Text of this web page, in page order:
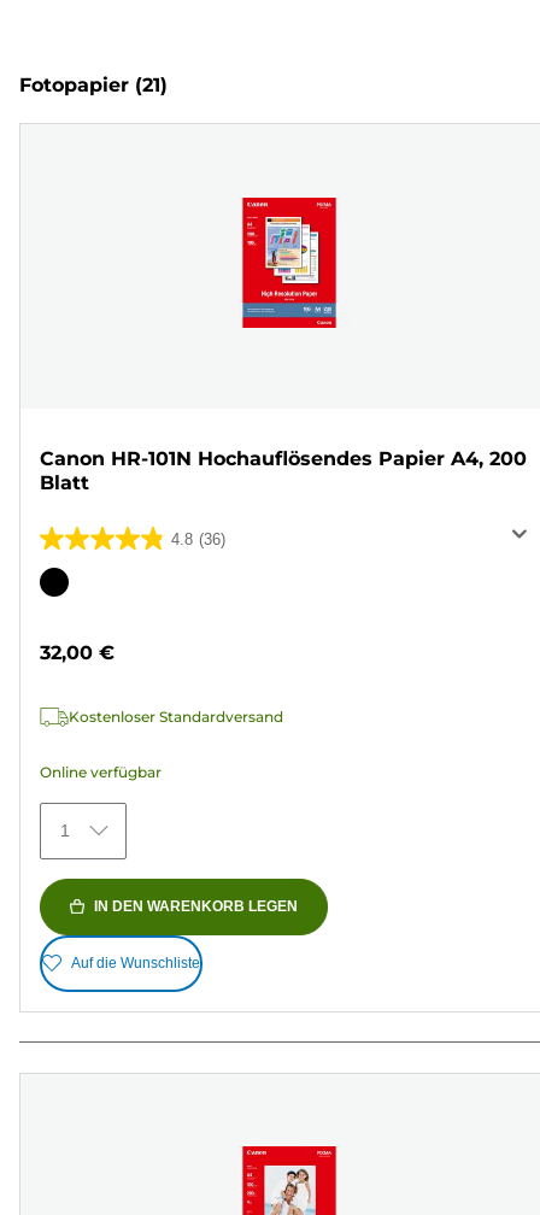
Fotopapier (21)
Canon HR-101N Hochauflösendes Papier A4, 200
Blatt
4.8 (36)
4.8
von
36
Farbpatrone
32,00 €
Kostenloser Standardversand
Online verfügbar
1
IN DEN WARENKORB LEGEN
Auf die Wunschliste